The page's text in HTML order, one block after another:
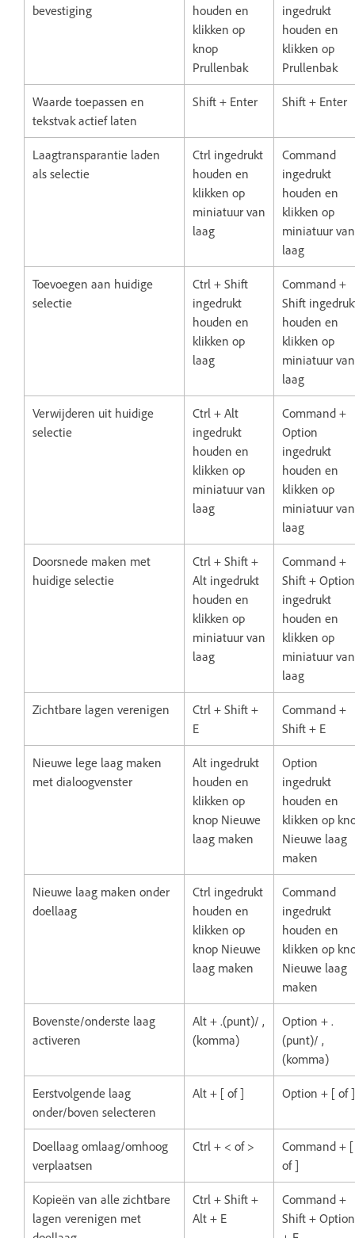
bevestiging
houden en
klikken op
knop
Prullenbak
ingedrukt
houden en
klikken op
Prullenbak
Waarde toepassen en
tekstvak actief laten
Shift + Enter Shift + Enter
Laagtransparantie laden
als selectie
Ctrl ingedrukt
houden en
klikken op
miniatuur van
laag
Command
ingedrukt
houden en
klikken op
miniatuur van
laag
Toevoegen aan huidige
selectie
Ctrl + Shift
ingedrukt
houden en
klikken op
laag
Command +
Shift
houden en
klikken op
miniatuur van
laag
Verwijderen uit huidige
selectie
Ctrl + Alt
ingedrukt
houden en
klikken op
miniatuur van
laag
Command +
Option
ingedrukt
houden en
klikken op
miniatuur van
laag
Doorsnede maken met
huidige selectie
Ctrl + Shift +
Alt ingedrukt
houden en
klikken op
miniatuur van
laag
Command +
Shift + Option
ingedrukt
houden en
klikken op
miniatuur van
laag
Zichtbare lagen verenigen
Ctrl + Shift +
E
Command +
Shift + E
Nieuwe lege laag maken
met dialoogvenster
Alt ingedrukt
houden en
klikken op
knop Nieuwe
laag maken
Option
ingedrukt
houden en
klikken op
Nieuwe laag
maken
Nieuwe laag maken onder
doellaag
Ctrl ingedrukt
houden en
klikken op
knop Nieuwe
laag maken
Command
ingedrukt
houden en
klikken op
Nieuwe laag
maken
Bovenste/onderste laag
activeren
Alt + .(punt)/ ,
(komma)
Option + .
(punt)/ ,
(komma)
Eerstvolgende laag
onder/boven selecteren
Alt + [ of ] Option + [ of ]
Doellaag omlaag/omhoog
verplaatsen
Ctrl + < of >
Command + [
of ]
Kopieën van alle zichtbare
lagen verenigen met
Ctrl + Shift +
Alt + E
Command +
Shift + Option